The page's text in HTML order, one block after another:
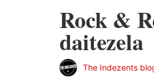
Rock &
daitezela
The Indezents